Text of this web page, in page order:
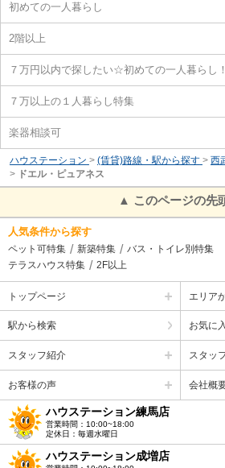
初めての一人暮らし
2階以上
７万円以内で探したい☆初めての一人暮らし！
７万以上の１人暮らし特集
楽器相談可
ハウステーション > (賃貸)路線・駅から探す > 西
> ドエル・ピュアネス
▲ このページの先
人気条件から探す
ペット可特集 新築特集
バス・トイレ別特集
テラスハウス特集
2F以上
トップページ エリア
駅から検索 お気に
スタッフ紹介 スタッ
お客様の声 会社概
ハウステーション練馬店
営業時間：10:00~18:00
定休日：毎週水曜日
ハウステーション成増店